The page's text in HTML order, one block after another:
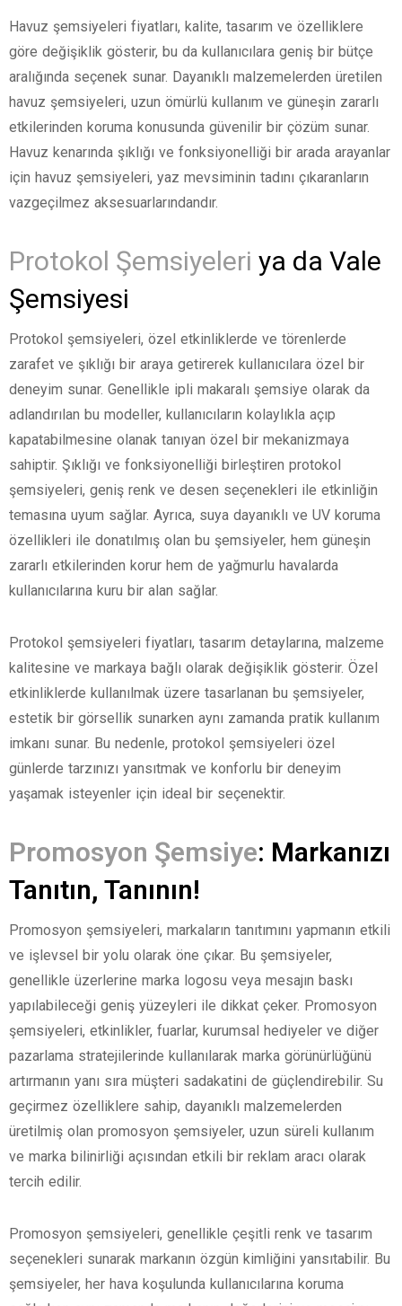
Havuz şemsiyeleri fiyatları, kalite, tasarım ve özelliklere
göre değişiklik gösterir, bu da kullanıcılara geniş bir bütçe
aralığında seçenek sunar. Dayanıklı malzemelerden üretilen
havuz şemsiyeleri, uzun ömürlü kullanım ve güneşin zararlı
etkilerinden koruma konusunda güvenilir bir çözüm sunar.
Havuz kenarında şıklığı ve fonksiyonelliği bir arada arayanlar
için havuz şemsiyeleri, yaz mevsiminin tadını çıkaranların
vazgeçilmez aksesuarlarındandır.
Protokol Şemsiyeleri ya da Vale
Şemsiyesi
Protokol şemsiyeleri, özel etkinliklerde ve törenlerde
zarafet ve şıklığı bir araya getirerek kullanıcılara özel bir
deneyim sunar. Genellikle ipli makaralı şemsiye olarak da
adlandırılan bu modeller, kullanıcıların kolaylıkla açıp
kapatabilmesine olanak tanıyan özel bir mekanizmaya
sahiptir. Şıklığı ve fonksiyonelliği birleştiren protokol
şemsiyeleri, geniş renk ve desen seçenekleri ile etkinliğin
temasına uyum sağlar. Ayrıca, suya dayanıklı ve UV koruma
özellikleri ile donatılmış olan bu şemsiyeler, hem güneşin
zararlı etkilerinden korur hem de yağmurlu havalarda
kullanıcılarına kuru bir alan sağlar.
Protokol şemsiyeleri fiyatları, tasarım detaylarına, malzeme
kalitesine ve markaya bağlı olarak değişiklik gösterir. Özel
etkinliklerde kullanılmak üzere tasarlanan bu şemsiyeler,
estetik bir görsellik sunarken aynı zamanda pratik kullanım
imkanı sunar. Bu nedenle, protokol şemsiyeleri özel
günlerde tarzınızı yansıtmak ve konforlu bir deneyim
yaşamak isteyenler için ideal bir seçenektir.
Promosyon Şemsiye: Markanızı
Tanıtın, Tanının!
Promosyon şemsiyeleri, markaların tanıtımını yapmanın etkili
ve işlevsel bir yolu olarak öne çıkar. Bu şemsiyeler,
genellikle üzerlerine marka logosu veya mesajın baskı
yapılabileceği geniş yüzeyleri ile dikkat çeker. Promosyon
şemsiyeleri, etkinlikler, fuarlar, kurumsal hediyeler ve diğer
pazarlama stratejilerinde kullanılarak marka görünürlüğünü
artırmanın yanı sıra müşteri sadakatini de güçlendirebilir. Su
geçirmez özelliklere sahip, dayanıklı malzemelerden
üretilmiş olan promosyon şemsiyeler, uzun süreli kullanım
ve marka bilinirliği açısından etkili bir reklam aracı olarak
tercih edilir.
Promosyon şemsiyeleri, genellikle çeşitli renk ve tasarım
seçenekleri sunarak markanın özgün kimliğini yansıtabilir. Bu
şemsiyeler, her hava koşulunda kullanıcılarına koruma